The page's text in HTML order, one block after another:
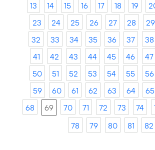
13
14 15 16 17 18 19
23
24 25 26 27 28 29
32
33 34 35 36 37 38
41
42 43 44 45 46 47
50
51 52 53 54 55 56
59
60 61 62 63 64 65
68
69 70 71 72 73 74
78
79 80 81 82